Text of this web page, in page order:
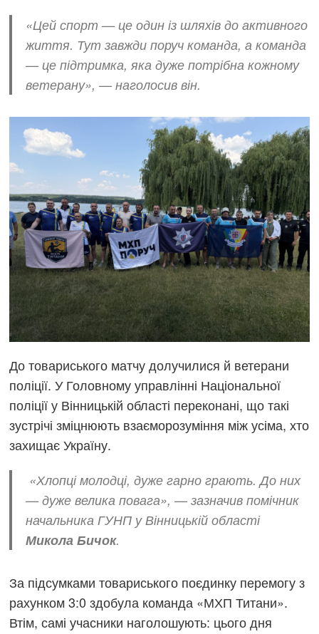
«Цей спорт — це один із шляхів до активного
життя. Тут завжди поруч команда, а команда
— це підтримка, яка дуже потрібна кожному
ветерану», — наголосив він.
До товариського матчу долучилися й ветерани
поліції. У Головному управлінні Національної
поліції у Вінницькій області переконані, що такі
зустрічі зміцнюють взаєморозуміння між усіма, хто
захищає Україну.
«Хлопці молодці, дуже гарно грають. До них
— дуже велика повага», — зазначив помічник
начальника ГУНП у Вінницькій області
Микола Бичок.
За підсумками товариського поєдинку перемогу з
рахунком 3:0 здобула команда «МХП Титани».
Втім, самі учасники наголошують: цього дня